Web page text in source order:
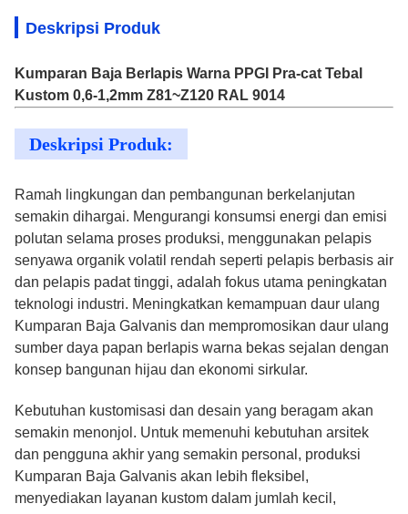
Deskripsi Produk
Kumparan Baja Berlapis Warna PPGI Pra-cat Tebal
Kustom 0,6-1,2mm Z81~Z120 RAL 9014
Deskripsi Produk:
Ramah lingkungan dan pembangunan berkelanjutan
semakin dihargai. Mengurangi konsumsi energi dan emisi
polutan selama proses produksi, menggunakan pelapis
senyawa organik volatil rendah seperti pelapis berbasis air
dan pelapis padat tinggi, adalah fokus utama peningkatan
teknologi industri. Meningkatkan kemampuan daur ulang
Kumparan Baja Galvanis dan mempromosikan daur ulang
sumber daya papan berlapis warna bekas sejalan dengan
konsep bangunan hijau dan ekonomi sirkular.
Kebutuhan kustomisasi dan desain yang beragam akan
semakin menonjol. Untuk memenuhi kebutuhan arsitek
dan pengguna akhir yang semakin personal, produksi
Kumparan Baja Galvanis akan lebih fleksibel,
menyediakan layanan kustom dalam jumlah kecil,